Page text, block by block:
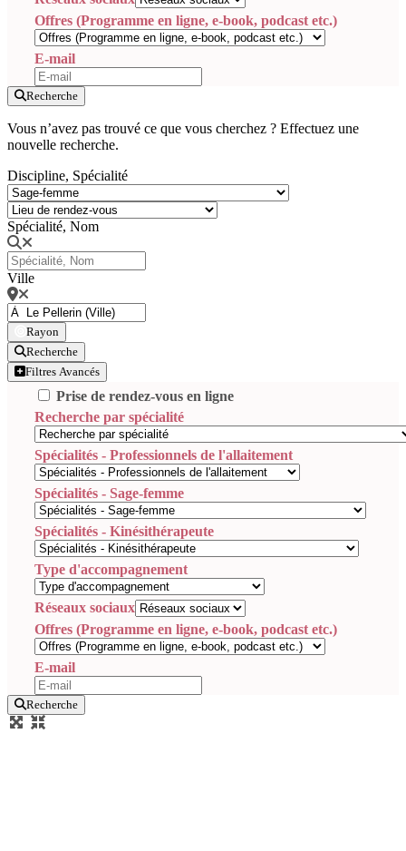
Offres (Programme en ligne, e-book, podcast etc.)
E-mail
Recherche
Vous n’avez pas trouvé ce que vous cherchez ? Effectuez une
nouvelle recherche.
Discipline, Spécialité
Spécialité, Nom
Ville
Rayon
Recherche
Filtres Avancés
Prise de rendez-vous en ligne
Recherche par spécialité
Spécialités - Professionnels de l'allaitement
Spécialités - Sage-femme
Spécialités - Kinésithérapeute
Type d'accompagnement
Réseaux sociaux
Offres (Programme en ligne, e-book, podcast etc.)
E-mail
Recherche